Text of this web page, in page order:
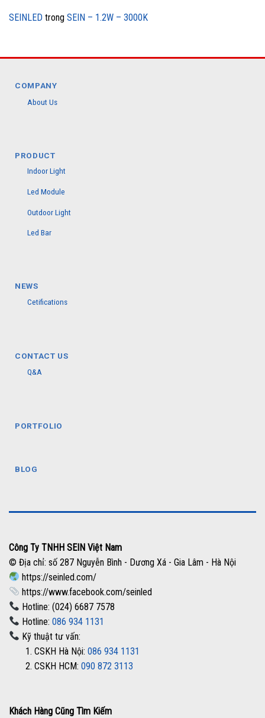
SEINLED trong SEIN – 1.2W – 3000K
COMPANY
About Us
PRODUCT
Indoor Light
Led Module
Outdoor Light
Led Bar
NEWS
Cetifications
CONTACT US
Q&A
PORTFOLIO
BLOG
Công Ty TNHH SEIN Việt Nam
© Địa chỉ: số 287 Nguyễn Bình - Dương Xá - Gia Lâm - Hà Nội
https://seinled.com/
https://www.facebook.com/seinled
Hotline: (024) 6687 7578
Hotline:086 934 1131
Kỹ thuật tư vấn:
1. CSKH Hà Nội: 086 934 1131
2. CSKH HCM: 090 872 3113
Khách Hàng Cũng Tìm Kiếm